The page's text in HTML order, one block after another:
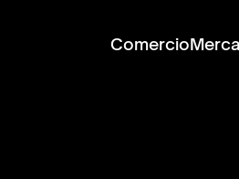
Comercio